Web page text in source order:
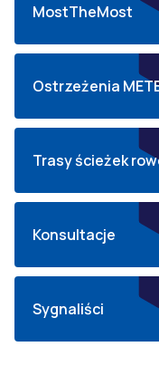
MostTheMost
Ostrzeżenia
Trasy ścieżek
Konsultacje
Sygnaliści